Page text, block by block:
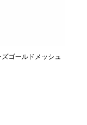
ゴールドメッシュ